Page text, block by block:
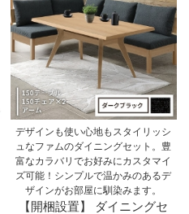
デザインも使い心地もスタイリッシ
ュなファムのダイニングセット。豊
富なカラバリでお好みにカスタマイ
ズ可能！シンプルで温かみのあるデ
ザインがお部屋に馴染みます。
【開梱設置】 ダイニングセ